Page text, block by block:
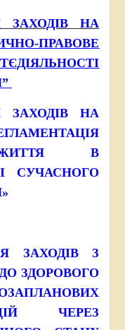
ЗАХОДІВ НА
ПРАВОВЕ
”
ЗАХОДІВ НА
ЖИТТЯ В
СУЧАСНОГО
ЗАХОДІВ З
ЗДОРОВОГО
ЧЕРЕЗ